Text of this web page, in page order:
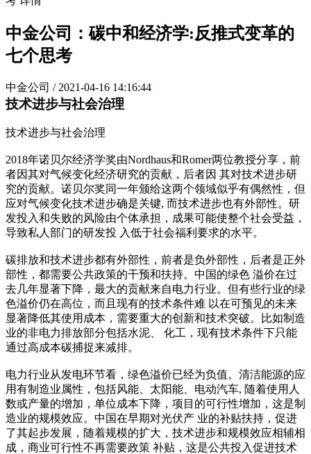
中金公司：碳中和经济学:反推式变革的
七个思考
中金公司 / 2021-04-16 14:16:44
技术进步与社会治理
技术进步与社会治理
2018年诺贝尔经济学奖由Nordhaus和Romer两位教授分享，前
者因其对气候变化经济研究的贡献，后者因 其对技术进步研
究的贡献。诺贝尔奖同一年颁给这两个领域似乎有偶然性，但
应对气候变化技术进步确是关键, 而技术进步也有外部性。研
发投入和失败的风险由个体承担，成果可能使整个社会受益，
导致私人部门的研发投 入低于社会福利要求的水平。
碳排放和技术进步都有外部性，前者是负外部性，后者是正外
部性，都需要公共政策的干预和扶持。中国的绿色 溢价在过
去几年显著下降，最大的贡献来自电力行业。但有些行业的绿
色溢价仍在高位，而且现有的技术条件难 以在可预见的未来
显著降低其使用成本，需要重大的创新和技术突破。比如制造
业的非电力排放部分包括水泥、 化工，现有技术条件下只能
通过高成本碳捕捉来减排。
电力行业从发电环节看，绿色溢价已经为负值。清洁能源的应
用有制造业属性，包括风能、太阳能、电动汽车, 随着使用人
数或产量的增加，单位成本下降，项目的可行性增加，这是制
造业的规模效应。中国在早期对光伏产 业的补贴扶持，促进
了其起步发展，随着规模的扩大，技术进步和规模效应相辅相
成，商业可行性不再需要政策 补贴，这是公共投入促进技术